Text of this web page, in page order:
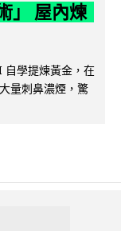
」 屋內煉
自學提煉黃金，在
量刺鼻濃煙，驚